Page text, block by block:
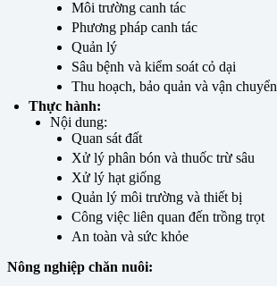
Môi trường canh tác
Phương pháp canh tác
Quản lý
Sâu bệnh và kiểm soát cỏ dại
Thu hoạch, bảo quản và vận chuyển
Thực hành:
Nội dung:
Quan sát đất
Xử lý phân bón và thuốc trừ sâu
Xử lý hạt giống
Quản lý môi trường và thiết bị
Công việc liên quan đến trồng trọt
An toàn và sức khỏe
Nông nghiệp chăn nuôi: